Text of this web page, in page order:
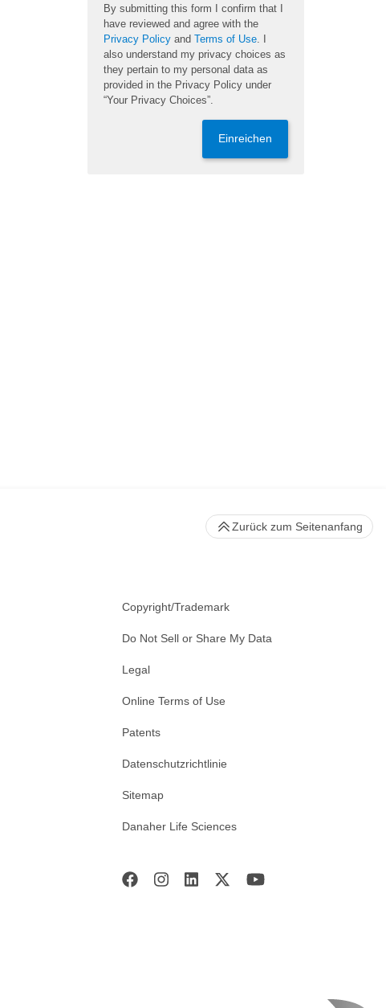
By submitting this form I confirm that I
have reviewed and agree with the
Privacy Policy and Terms of Use
also understand my privacy choices as
they pertain to my personal data as
provided in the Privacy Policy under
“Your Privacy Choices”.
Einreichen
Copyright/Trademark
Do Not Sell or Share My Data
Legal
Online Terms of Use
Patents
Datenschutzrichtlinie
Sitemap
Danaher Life Sciences
Zurück zum Seitenanfang